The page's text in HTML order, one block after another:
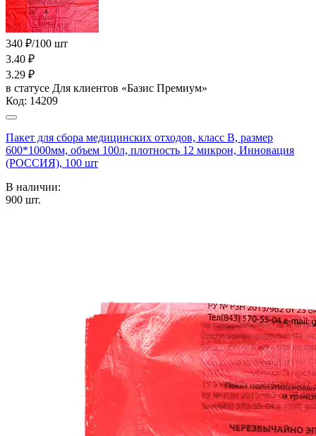
340 ₽/100 шт
3.40 ₽
3.29 ₽
в статусе Для клиентов «Базис Премиум»
Код: 14209
Пакет для сбора медицинских отходов, класс В, размер
600*1000мм, объем 100л, плотность 12 микрон, Инновация
(РОССИЯ), 100 шт
В наличии:
900 шт.